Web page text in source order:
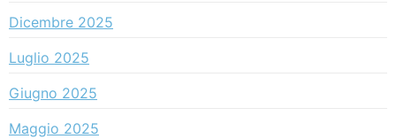
Dicembre 2025
Luglio 2025
Giugno 2025
Maggio 2025